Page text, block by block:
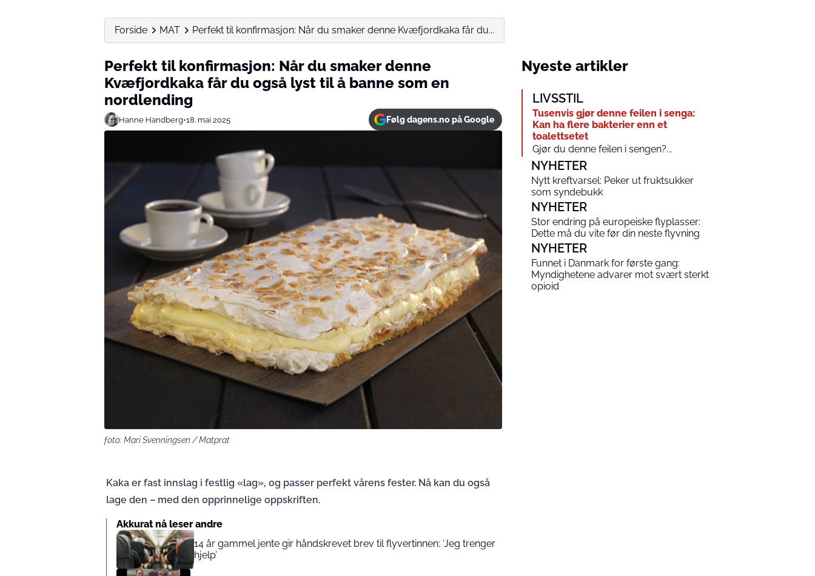
Forside MAT Perfekt til konfirmasjon: Når du smaker denne Kvæfjordkaka får du...
Perfekt til konfirmasjon: Når du smaker denne
Kvæfjordkaka får du også lyst til å banne som en
nordlending
Hanne Handberg•18. mai 2025 Følg dagens.no på Google
foto: Mari Svenningsen / Matprat
Kaka er fast innslag i festlig «lag», og passer perfekt vårens fester. Nå kan du også
lage den – med den opprinnelige oppskriften.
Akkurat nå leser andre
14 år gammel jente gir håndskrevet brev til flyvertinnen: ‘Jeg trenger
hjelp’
Nyeste artikler
LIVSSTIL
Tusenvis gjør denne feilen i senga:
Kan ha flere bakterier enn et
toalettsetet
Gjør du denne feilen i sengen?...
NYHETER
Nytt kreftvarsel: Peker ut fruktsukker
som syndebukk
NYHETER
Stor endring på europeiske flyplasser:
Dette må du vite før din neste flyvning
NYHETER
Funnet i Danmark for første gang:
Myndighetene advarer mot svært sterkt
opioid